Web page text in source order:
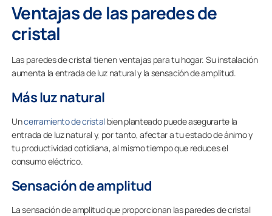
Ventajas de las paredes de
cristal
Las paredes de cristal tienen ventajas para tu hogar. Su instalación
aumenta la entrada de luz natural y la sensación de amplitud.
Más luz natural
Uncerramiento de cristal bien planteado puede asegurarte la
entrada de luz natural y, por tanto, afectar a tu estado de ánimo y
tu productividad cotidiana, al mismo tiempo que reduces el
consumo eléctrico.
Sensación de amplitud
La sensación de amplitud que proporcionan las paredes de cristal